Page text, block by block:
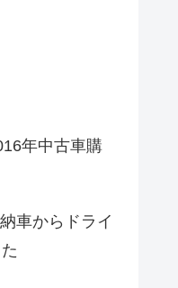
年中古車購
車からドライ